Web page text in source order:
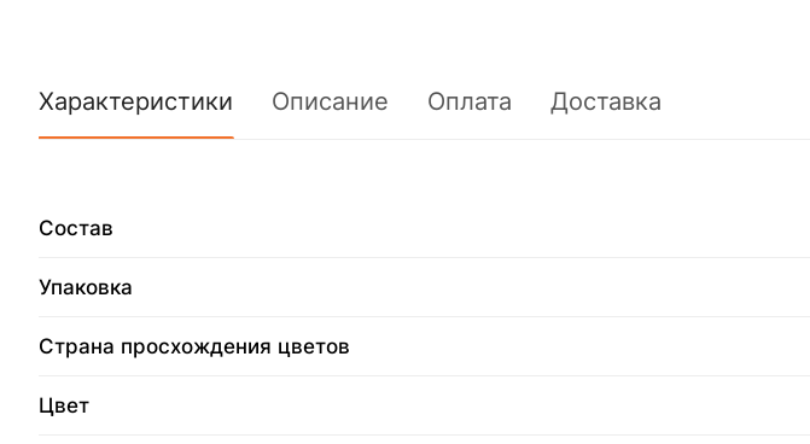
Характеристики Описание Оплата Доставка
Состав
Упаковка
Страна просхождения цветов
Цвет